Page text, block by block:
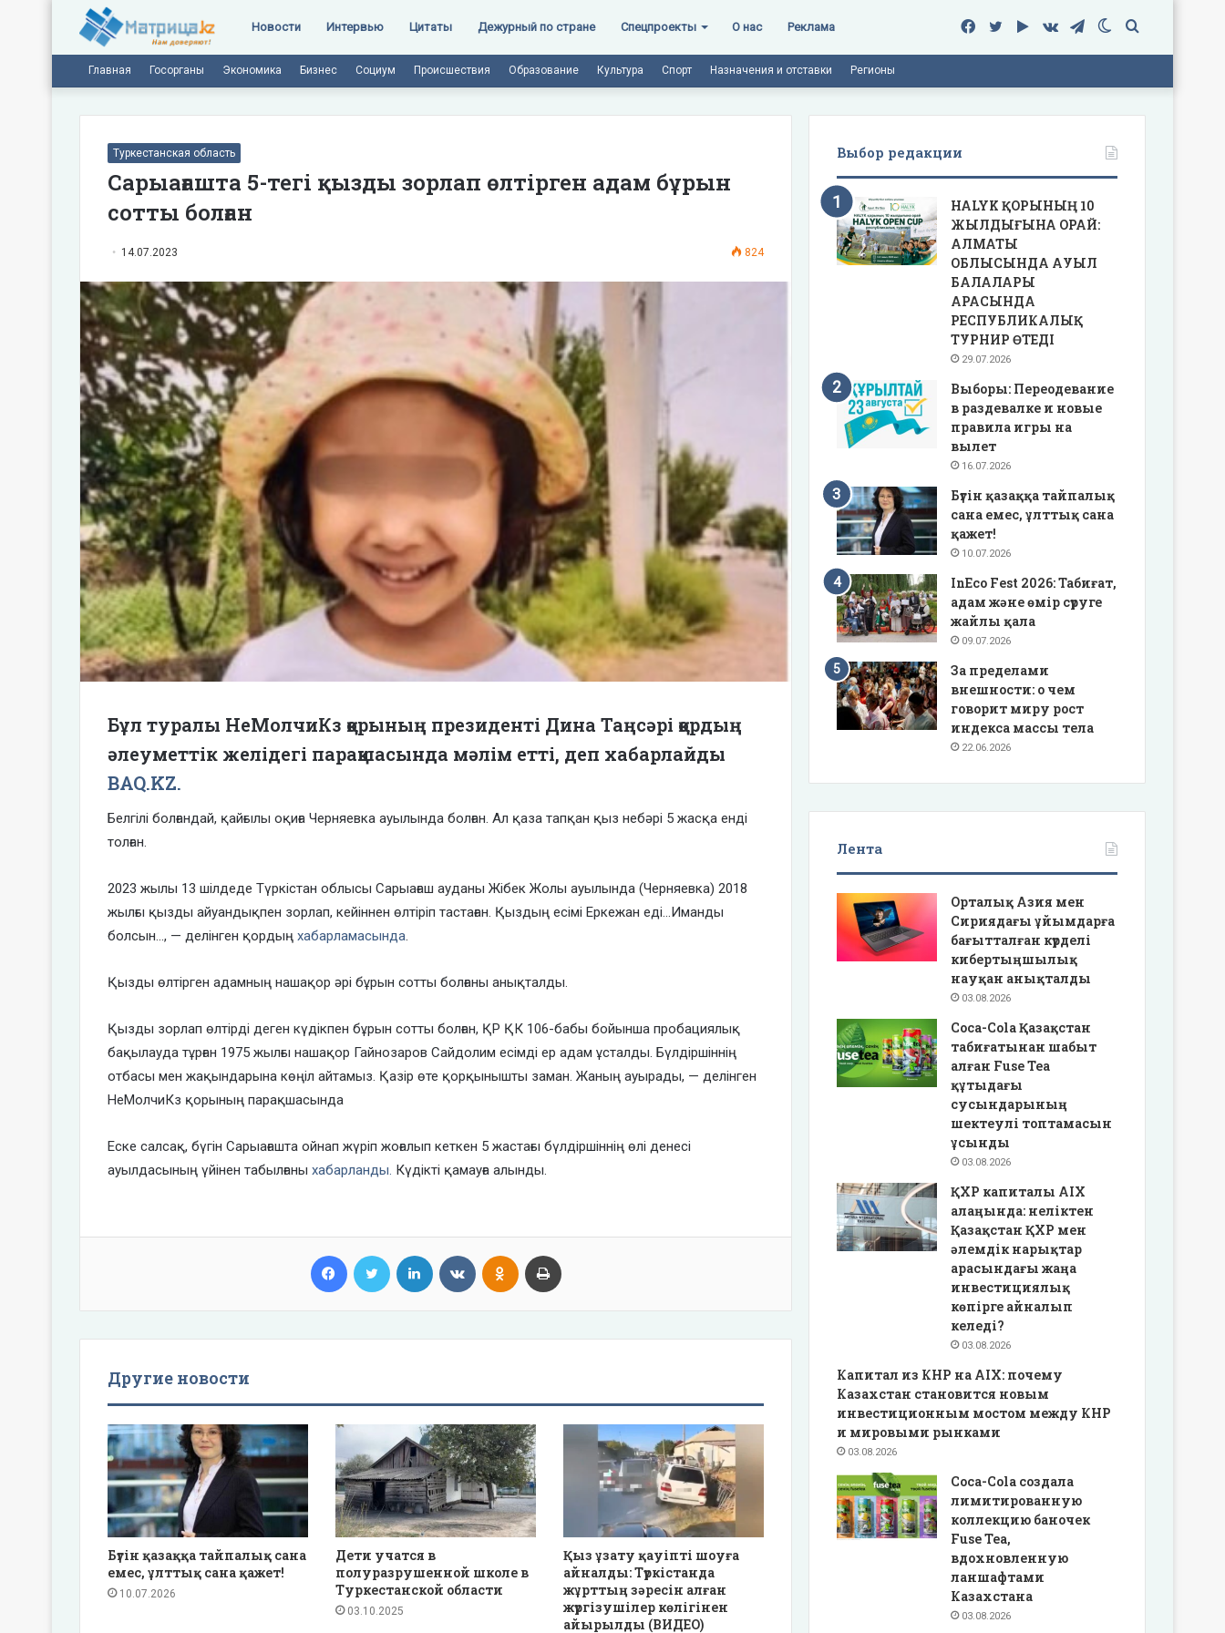
Новости Интервью Цитаты Дежурный по стране Спецпроекты О нас Реклама Поиск
Switch
Telegram
vk.com
Google
Twitter
Facebook
Главная Госорганы Экономика Бизнес Социум Происшествия Образование Культура Спорт Назначения и отставки Регионы
Туркестанская область
Сарыағашта 5-тегі қызды зорлап өлтірген адам бұрын
сотты болған
14.07.2023 824
Бұл туралы НеМолчиКз қорының президенті Дина Таңсәрі қордың
әлеуметтік желідегі парақшасында мәлім етті, деп хабарлайды
BAQ.KZ.
Белгілі болғандай, қайғылы оқиға Черняевка ауылында болған. Ал қаза тапқан қыз небәрі 5 жасқа енді
толған.
2023 жылы 13 шілдеде Түркістан облысы Сарыағаш ауданы Жібек Жолы ауылында (Черняевка) 2018
жылғы қызды айуандықпен зорлап, кейіннен өлтіріп тастаған. Қыздың есімі Еркежан еді…Иманды
болсын…, — делінген қордың хабарламасында.
Қызды өлтірген адамның нашақор әрі бұрын сотты болғаны анықталды.
Қызды зорлап өлтірді деген күдікпен бұрын сотты болған, ҚР ҚК 106-бабы бойынша пробациялық
бақылауда тұрған 1975 жылғы нашақор Гайнозаров Сайдолим есімді ер адам ұсталды. Бүлдіршіннің
отбасы мен жақындарына көңіл айтамыз. Қазір өте қорқынышты заман. Жаның ауырады, — делінген
НеМолчиКз қорының парақшасында
Еске салсақ, бүгін Сарыағашта ойнап жүріп жоғалып кеткен 5 жастағы бүлдіршіннің өлі денесі
ауылдасының үйінен табылғаны хабарланды. Күдікті қамауға алынды.
Facebook Twitter LinkedIn VKontakteOdnoklassniki
Другие новости
Бүгін қазаққа тайпалық сана
емес, ұлттық сана қажет!
10.07.2026
Дети учатся в
полуразрушенной школе в
Туркестанской области
03.10.2025
Қыз ұзату қауіпті шоуға
айналды: Түркістанда
жұрттың зәресін алған
жүргізушілер көлігінен
айырылды (ВИДЕО)
Выбор редакции
HALYK ҚОРЫНЫҢ 10
ЖЫЛДЫҒЫНА ОРАЙ:
АЛМАТЫ
ОБЛЫСЫНДА АУЫЛ
БАЛАЛАРЫ
АРАСЫНДА
РЕСПУБЛИКАЛЫҚ
ТУРНИР ӨТЕДІ
29.07.2026
Выборы: Переодевание
в раздевалке и новые
правила игры на
вылет
16.07.2026
Бүгін қазаққа тайпалық
сана емес, ұлттық сана
қажет!
10.07.2026
InEco Fest 2026: Табиғат,
адам және өмір сүруге
жайлы қала
09.07.2026
За пределами
внешности: о чем
говорит миру рост
индекса массы тела
22.06.2026
Лента
Орталық Азия мен
Сириядағы ұйымдарға
бағытталған күрделі
кибертыңшылық
науқан анықталды
03.08.2026
Coca-Cola Қазақстан
табиғатынан шабыт
алған Fuse Tea
құтыдағы
сусындарының
шектеулі топтамасын
ұсынды
03.08.2026
ҚХР капиталы AIX
алаңында: неліктен
Қазақстан ҚХР мен
әлемдік нарықтар
арасындағы жаңа
инвестициялық
көпірге айналып
келеді?
03.08.2026
Капитал из КНР на AIX: почему
Казахстан становится новым
инвестиционным мостом между КНР
и мировыми рынками
03.08.2026
Coca-Cola создала
лимитированную
коллекцию баночек
Fuse Tea,
вдохновленную
ланшафтами
Казахстана
03.08.2026